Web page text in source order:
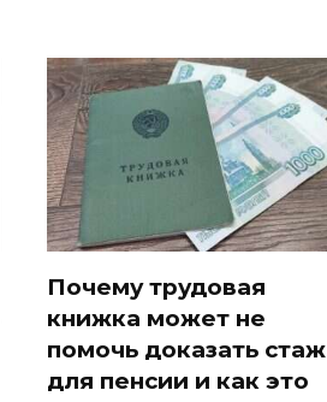
Почему трудовая
книжка может не
помочь доказать стаж
для пенсии и как это